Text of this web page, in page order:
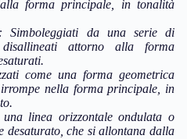
forma principale, in tonalità
Simboleggiati da una serie di
attorno alla forma
come una forma geometrica
nella forma principale, in
una linea orizzontale ondulata o
desaturato, che si allontana dalla